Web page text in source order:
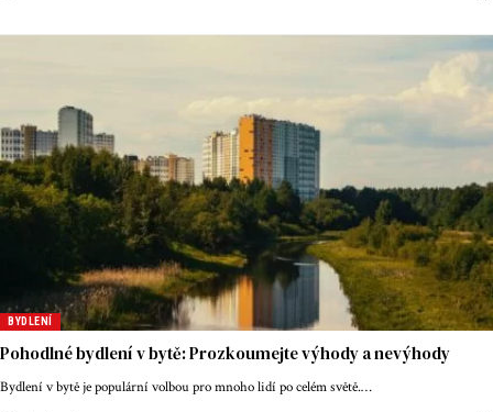
BYDLENÍ
Pohodlné bydlení v bytě: Prozkoumejte výhody a nevýhody
Bydlení v bytě je populární volbou pro mnoho lidí po celém světě.…